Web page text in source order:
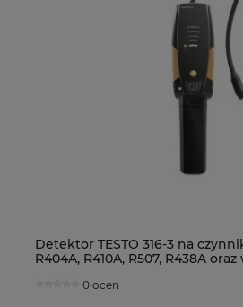
Detektor TESTO 316-3 na
R404A, R410A, R507, R438A
0 ocen